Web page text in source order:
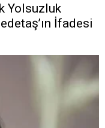
Yolsuzluk
İfadesi